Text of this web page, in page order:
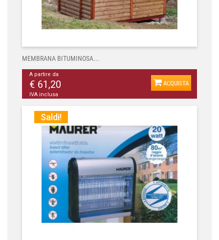
MEMBRANA BITUMINOSA...
A partire da
€ 61,20
IVA inclusa
ACQUISTA
Saldi!